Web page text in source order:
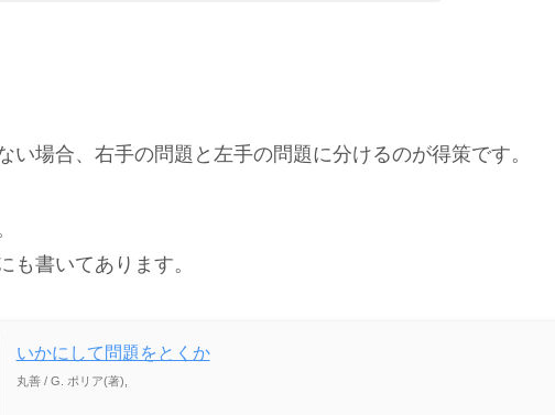
い場合、右手の問題と左手の問題に分けるのが得策です。
も書いてあります。
いかにして問題をとくか
丸善 / G. ポリア(著),